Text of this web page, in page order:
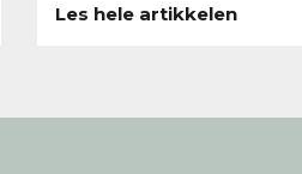
Les hele artikkelen